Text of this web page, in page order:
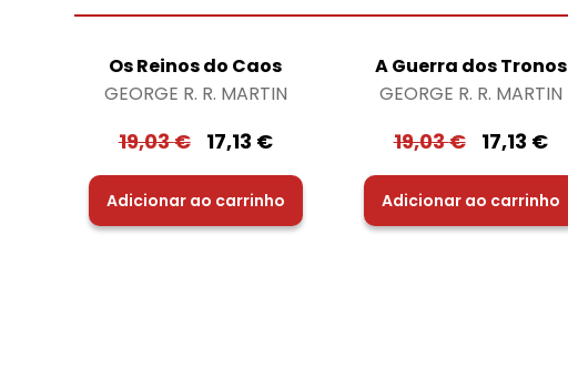
Os Reinos do Caos
GEORGE R. R. MARTIN
19,03€ 17,13 €
Adicionar ao carrinho
A Guerra dos Tronos
GEORGE R. R. MARTIN
19,03€ 17,13 €
Adicionar ao carrinho